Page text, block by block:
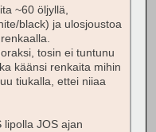
~60 öljyllä,
black) ja ulosjoustoa
tosin ei tuntunu
käänsi renkaita mihin
tiukalla, ettei niiaa
lipolla JOS ajan